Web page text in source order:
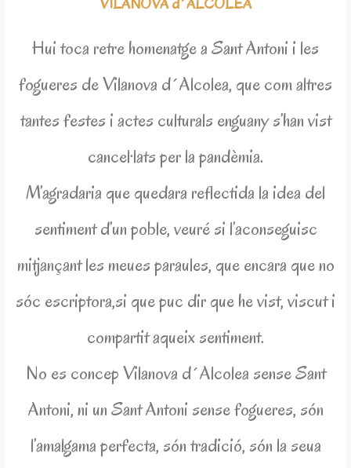
VILANOVA d´ALCOLEA
Hui toca retre homenatge a Sant Antoni i les
fogueres de Vilanova d´Alcolea, que com altres
tantes festes i actes culturals enguany s’han vist
cancel·lats per la pandèmia.
M’agradaria que quedara reflectida la idea del
sentiment d’un poble, veuré si l’aconseguisc
mitjançant les meues paraules, que encara que no
sóc escriptora,si que puc dir que he vist, viscut i
compartit aqueix sentiment.
No es concep Vilanova d´Alcolea sense Sant
Antoni, ni un Sant Antoni sense fogueres, són
l’amalgama perfecta, són tradició, són la seua